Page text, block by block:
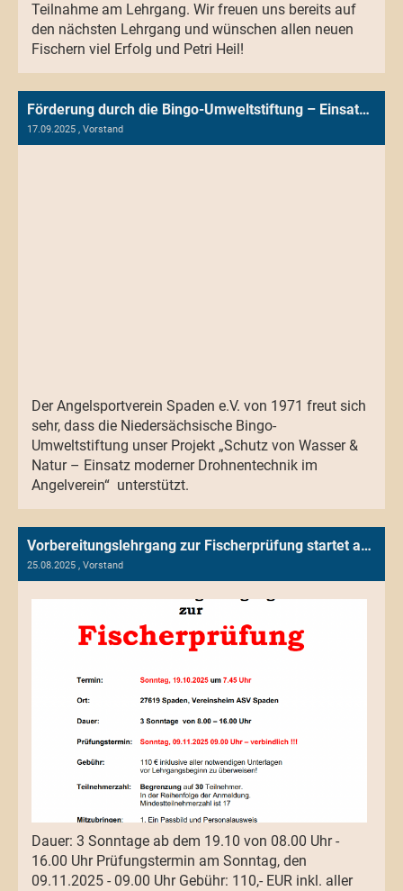
Teilnahme am Lehrgang. Wir freuen uns bereits auf
den nächsten Lehrgang und wünschen allen neuen
Fischern viel Erfolg und Petri Heil!
Förderung durch die Bingo-Umweltstiftung – Einsatz moderner Drohnentechnik im ASV Spaden
17.09.2025 , Vorstand
Der Angelsportverein Spaden e.V. von 1971 freut sich
sehr, dass die Niedersächsische Bingo-
Umweltstiftung unser Projekt „Schutz von Wasser &
Natur – Einsatz moderner Drohnentechnik im
Angelverein“ unterstützt.
Vorbereitungslehrgang zur Fischerprüfung startet am 19.10.2025
25.08.2025 , Vorstand
Dauer: 3 Sonntage ab dem 19.10 von 08.00 Uhr -
16.00 Uhr Prüfungstermin am Sonntag, den
09.11.2025 - 09.00 Uhr Gebühr: 110,- EUR inkl. aller